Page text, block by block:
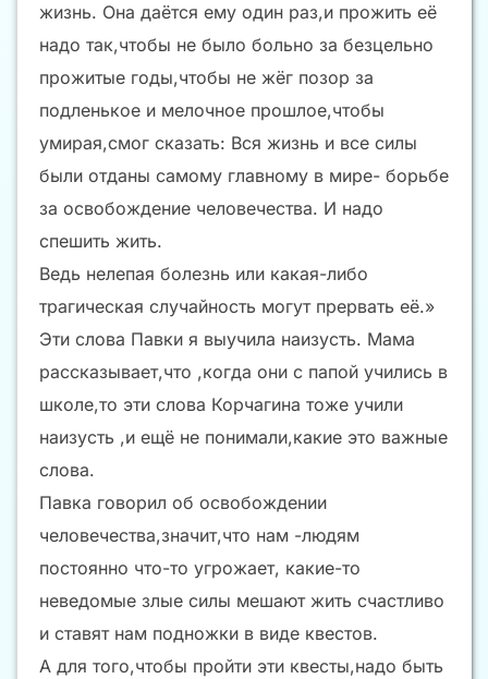
жизнь. Она даётся ему один раз,и прожить её
надо так,чтобы не было больно за безцельно
прожитые годы,чтобы не жёг позор за
подленькое и мелочное прошлое,чтобы
умирая,смог сказать: Вся жизнь и все силы
были отданы самому главному в мире- борьбе
за освобождение человечества. И надо
спешить жить.
Ведь нелепая болезнь или какая-либо
трагическая случайность могут прервать её.»
Эти слова Павки я выучила наизусть. Мама
рассказывает,что ,когда они с папой учились в
школе,то эти слова Корчагина тоже учили
наизусть ,и ещё не понимали,какие это важные
слова.
Павка говорил об освобождении
человечества,значит,что нам -людям
постоянно что-то угрожает, какие-то
неведомые злые силы мешают жить счастливо
и ставят нам подножки в виде квестов.
А для того,чтобы пройти эти квесты,надо быть